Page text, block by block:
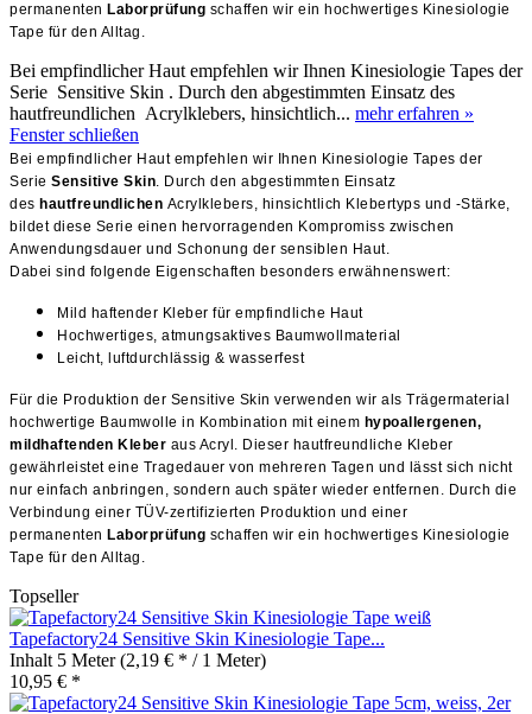
permanenten Laborprüfung schaffen wir ein hochwertiges Kinesiologie
Tape für den Alltag.
Bei empfindlicher Haut empfehlen wir Ihnen Kinesiologie Tapes der
Serie Sensitive Skin . Durch den abgestimmten Einsatz des
hautfreundlichen Acrylklebers, hinsichtlich... mehr erfahren »
Fenster schließen
Bei empfindlicher Haut empfehlen wir Ihnen Kinesiologie Tapes der
Serie Sensitive Skin. Durch den abgestimmten Einsatz
des hautfreundlichen Acrylklebers, hinsichtlich Klebertyps und -Stärke,
bildet diese Serie einen hervorragenden Kompromiss zwischen
Anwendungsdauer und Schonung der sensiblen Haut.
Dabei sind folgende Eigenschaften besonders erwähnenswert:
Mild haftender Kleber für empfindliche Haut
Hochwertiges, atmungsaktives Baumwollmaterial
Leicht, luftdurchlässig & wasserfest
Für die Produktion der Sensitive Skin verwenden wir als Trägermaterial
hochwertige Baumwolle in Kombination mit einem hypoallergenen,
mildhaftenden Kleber aus Acryl. Dieser hautfreundliche Kleber
gewährleistet eine Tragedauer von mehreren Tagen und lässt sich nicht
nur einfach anbringen, sondern auch später wieder entfernen. Durch die
Verbindung einer TÜV-zertifizierten Produktion und einer
permanenten Laborprüfung schaffen wir ein hochwertiges Kinesiologie
Tape für den Alltag.
Topseller
Tapefactory24 Sensitive Skin Kinesiologie Tape...
Inhalt 5 Meter(2,19 € * / 1 Meter)
10,95 € *